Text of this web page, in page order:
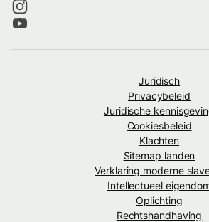
Juridisch
Privacybeleid
Juridische
Cookiesbeleid
Klachten
Sitemap landen
Verklaring moderne
Intellectueel
Oplichting
Rechtshandhaving